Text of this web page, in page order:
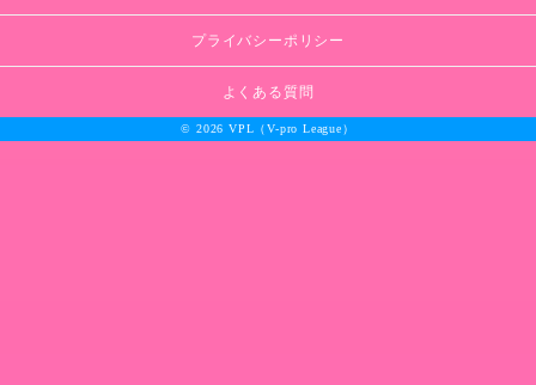
プライバシーポリシー
よくある質問
© 2026 VPL（V-pro League）